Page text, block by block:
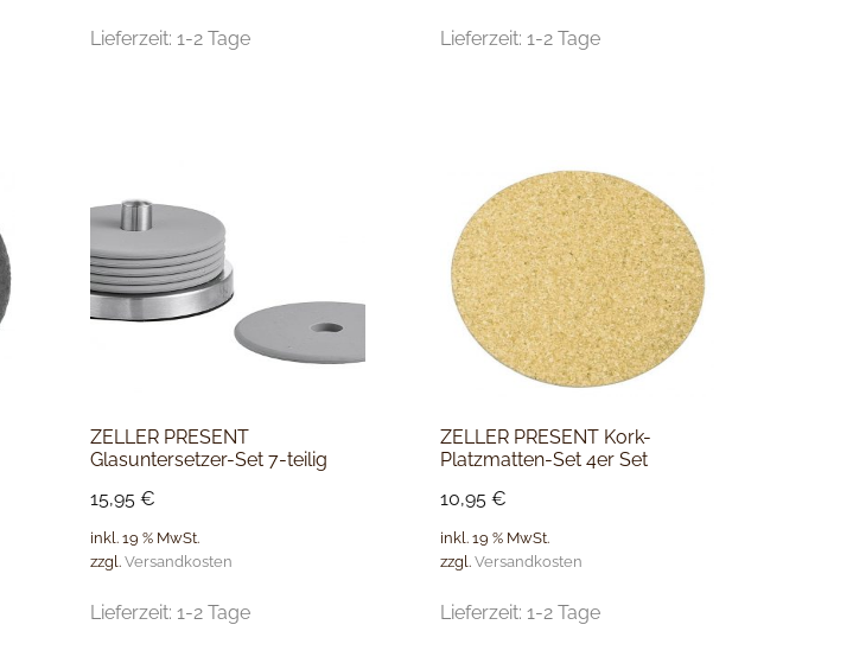
Lieferzeit:1-2 Tage Lieferzeit:1-2 Tage
ZELLER PRESENT
Glasuntersetzer-Set 7-teilig
15,95€
inkl. 19 % MwSt.
zzgl.Versandkosten
Lieferzeit:1-2 Tage
ZELLER PRESENT Kork-
Platzmatten-Set 4er Set
10,95€
inkl. 19 % MwSt.
zzgl.Versandkosten
Lieferzeit:1-2 Tage